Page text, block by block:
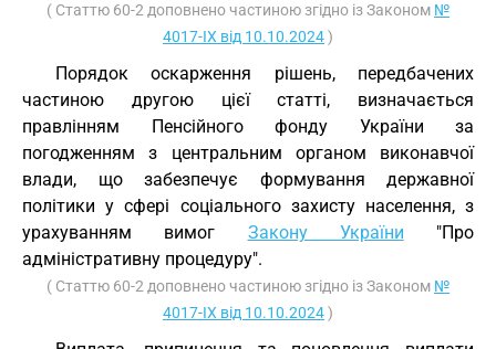
( Статтю 60-2 доповнено частиною згідно із Законом №
4017-IX від 10.10.2024)
Порядок оскарження рішень, передбачених
частиною другою цієї статті, визначається
правлінням Пенсійного фонду України за
погодженням з центральним органом виконавчої
влади, що забезпечує формування державної
політики у сфері соціального захисту населення, з
урахуванням вимог Закону України "Про
адміністративну процедуру".
( Статтю 60-2 доповнено частиною згідно із Законом №
4017-IX від 10.10.2024)